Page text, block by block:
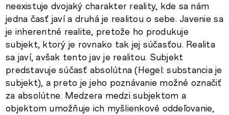
neexistuje dvojaký charakter reality, kde sa nám
jedna časť javí a druhá je realitou o sebe. Javenie sa
je inherentné realite, pretože ho produkuje
subjekt, ktorý je rovnako tak jej súčasťou. Realita
sa javí, avšak tento jav je realitou. Subjekt
predstavuje súčasť absolútna (Hegel: substancia je
subjekt), a preto je jeho poznávanie možné označiť
za absolútne. Medzera medzi subjektom a
objektom umožňuje ich myšlienkové oddeľovanie,